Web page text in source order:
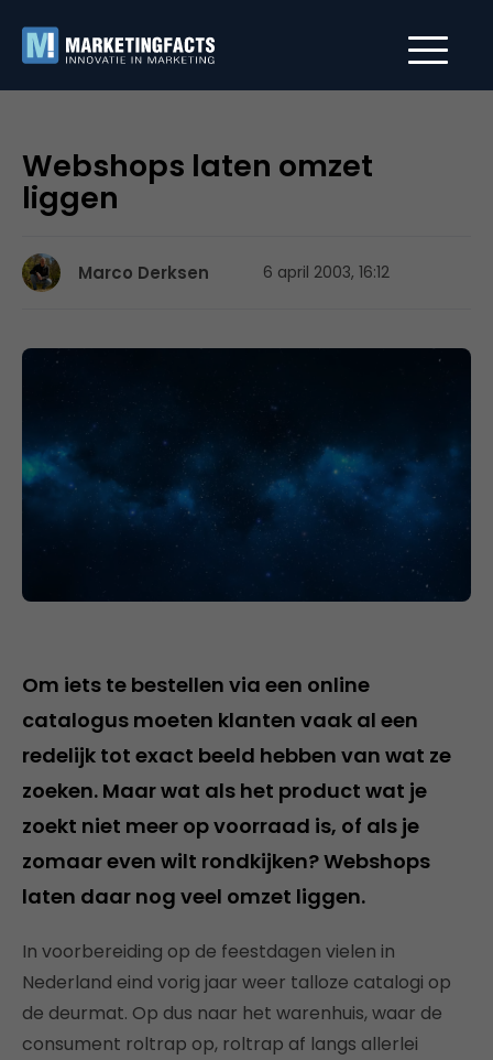
Webshops laten omzet
liggen
Marco Derksen 6 april 2003, 16:12
Om iets te bestellen via een online
catalogus moeten klanten vaak al een
redelijk tot exact beeld hebben van wat ze
zoeken. Maar wat als het product wat je
zoekt niet meer op voorraad is, of als je
zomaar even wilt rondkijken? Webshops
laten daar nog veel omzet liggen.
In voorbereiding op de feestdagen vielen in
Nederland eind vorig jaar weer talloze catalogi op
de deurmat. Op dus naar het warenhuis, waar de
consument roltrap op, roltrap af langs allerlei